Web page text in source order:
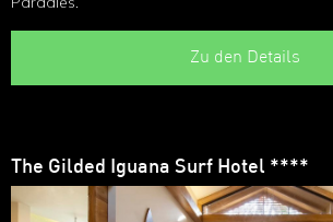
Zu den Details
The Gilded Iguana Surf Hotel ****